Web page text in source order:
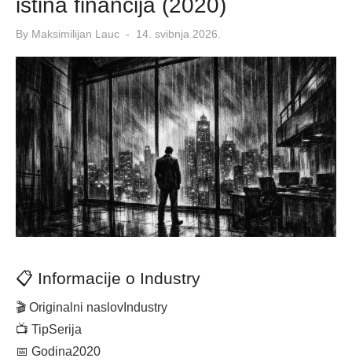
istina financija (2020)
By Maksimilijan Lauc
Posted
14. svibnja 2026.
📋 Informacije o Industry
🎬 Originalni naslov Industry
📺 TipSerija
📅 Godina2020